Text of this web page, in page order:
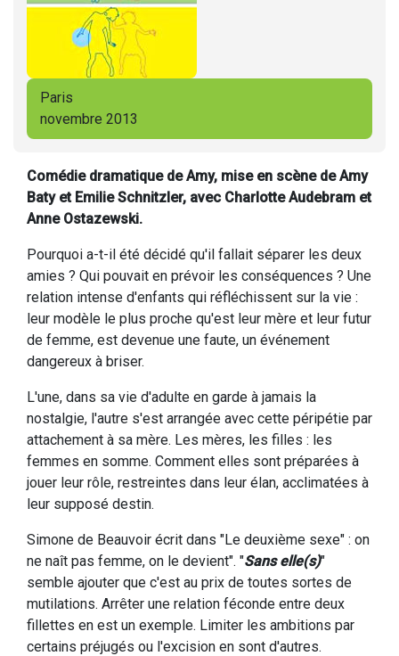
Paris
novembre 2013
Comédie dramatique de Amy, mise en scène de Amy
Baty et Emilie Schnitzler, avec Charlotte Audebram et
Anne Ostazewski.
Pourquoi a-t-il été décidé qu'il fallait séparer les deux
amies ? Qui pouvait en prévoir les conséquences ? Une
relation intense d'enfants qui réfléchissent sur la vie :
leur modèle le plus proche qu'est leur mère et leur futur
de femme, est devenue une faute, un événement
dangereux à briser.
L'une, dans sa vie d'adulte en garde à jamais la
nostalgie, l'autre s'est arrangée avec cette péripétie par
attachement à sa mère. Les mères, les filles : les
femmes en somme. Comment elles sont préparées à
jouer leur rôle, restreintes dans leur élan, acclimatées à
leur supposé destin.
Simone de Beauvoir écrit dans "Le deuxième sexe" : on
ne naît pas femme, on le devient". "Sans elle(s)"
semble ajouter que c'est au prix de toutes sortes de
mutilations. Arrêter une relation féconde entre deux
fillettes en est un exemple. Limiter les ambitions par
certains préjugés ou l'excision en sont d'autres.